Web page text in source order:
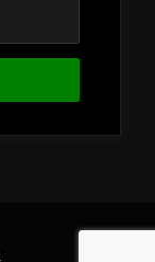
Reserved